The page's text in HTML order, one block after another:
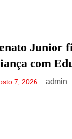
DESTAQUE
“Fui
acusa
agosto 7,